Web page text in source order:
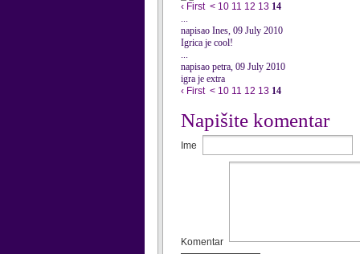
‹ First < 10 11 12 13 14
...
napisao Ines, 09 July 2010
Igrica je cool!
...
napisao petra, 09 July 2010
igra je extra
‹ First < 10 11 12 13 14
Napišite komentar
Ime
Komentar